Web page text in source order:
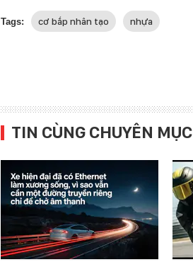
Tags: cơ bắp nhân tạo nhựa
TIN CÙNG CHUYÊN MỤC